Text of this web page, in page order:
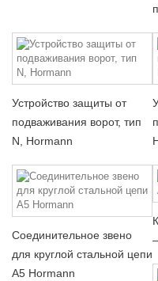
Устройство защиты от
подваживания ворот, тип
N, Hormann
Соединительное звено
для круглой стальной цепи
A5 Hormann